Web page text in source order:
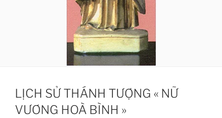
LỊCH SỬ THÁNH TƯỢNG « NỮ
VƯƠNG HOÀ BÌNH »